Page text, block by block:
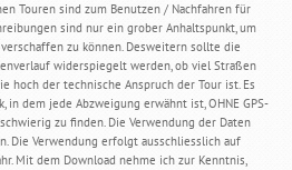
Touren sind zum Benutzen / Nachfahren für
sind nur ein grober Anhaltspunkt, um
zu können. Desweitern sollte die
widerspiegelt werden, ob viel Straßen
hoch der technische Anspruch der Tour ist. Es
in dem jede Abzweigung erwähnt ist, OHNE GPS-
zu finden. Die Verwendung der Daten
Die Verwendung erfolgt ausschliesslich auf
Mit dem Download nehme ich zur Kenntnis,